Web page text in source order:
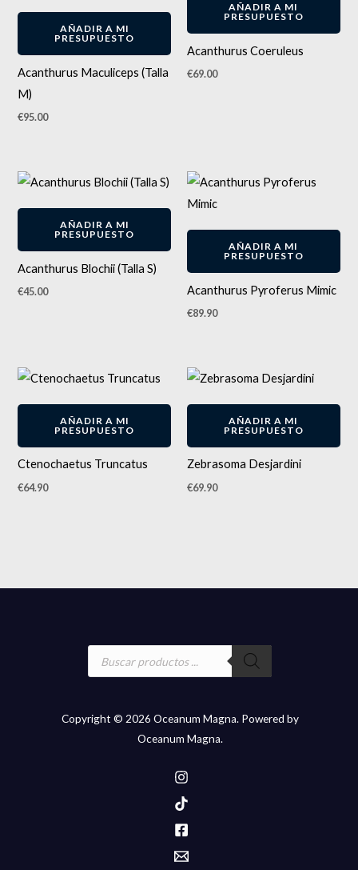
AÑADIR A MI
PRESUPUESTO
Acanthurus Maculiceps (Talla
M)
€95.00
AÑADIR A MI
PRESUPUESTO
Acanthurus Coeruleus
€69.00
AÑADIR A MI
PRESUPUESTO
Acanthurus Blochii (Talla S)
€45.00
AÑADIR A MI
PRESUPUESTO
Acanthurus Pyroferus Mimic
€89.90
AÑADIR A MI
PRESUPUESTO
Ctenochaetus Truncatus
€64.90
AÑADIR A MI
PRESUPUESTO
Zebrasoma Desjardini
€69.90
Búsqueda
productos
Copyright © 2026 Oceanum Magna. Powered by
Oceanum Magna.